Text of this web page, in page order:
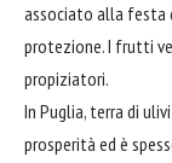
associato alla festa
protezione. I frutti
propiziatori.
In Puglia, terra di
prosperità ed è